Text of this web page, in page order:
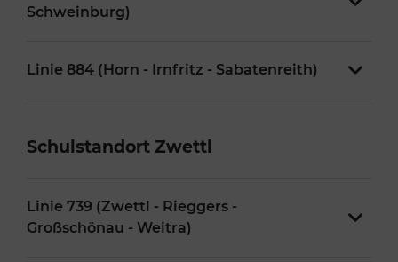
Schweinburg)
Linie 884 (Horn - Irnfritz - Sabatenreith)
Schulstandort Zwettl
Linie 739 (Zwettl - Rieggers -
Großschönau - Weitra)